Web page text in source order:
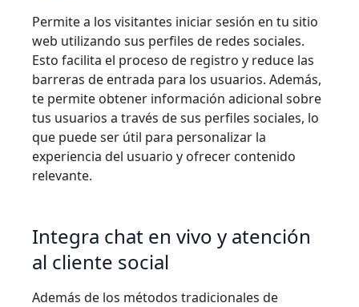
Permite a los visitantes iniciar sesión en tu sitio
web utilizando sus perfiles de redes sociales.
Esto facilita el proceso de registro y reduce las
barreras de entrada para los usuarios. Además,
te permite obtener información adicional sobre
tus usuarios a través de sus perfiles sociales, lo
que puede ser útil para personalizar la
experiencia del usuario y ofrecer contenido
relevante.
Integra chat en vivo y atención
al cliente social
Además de los métodos tradicionales de